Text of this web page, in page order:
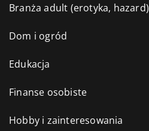
Branża adult (erotyka, hazard)
Dom i ogród
Edukacja
Finanse osobiste
Hobby i zainteresowania